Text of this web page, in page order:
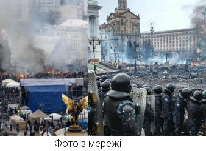
Фото з мережі